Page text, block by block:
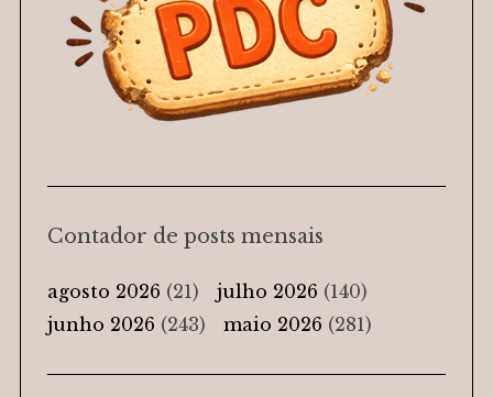
Contador de posts mensais
agosto 2026 (21) julho 2026 (140)
junho 2026 (243) maio 2026 (281)